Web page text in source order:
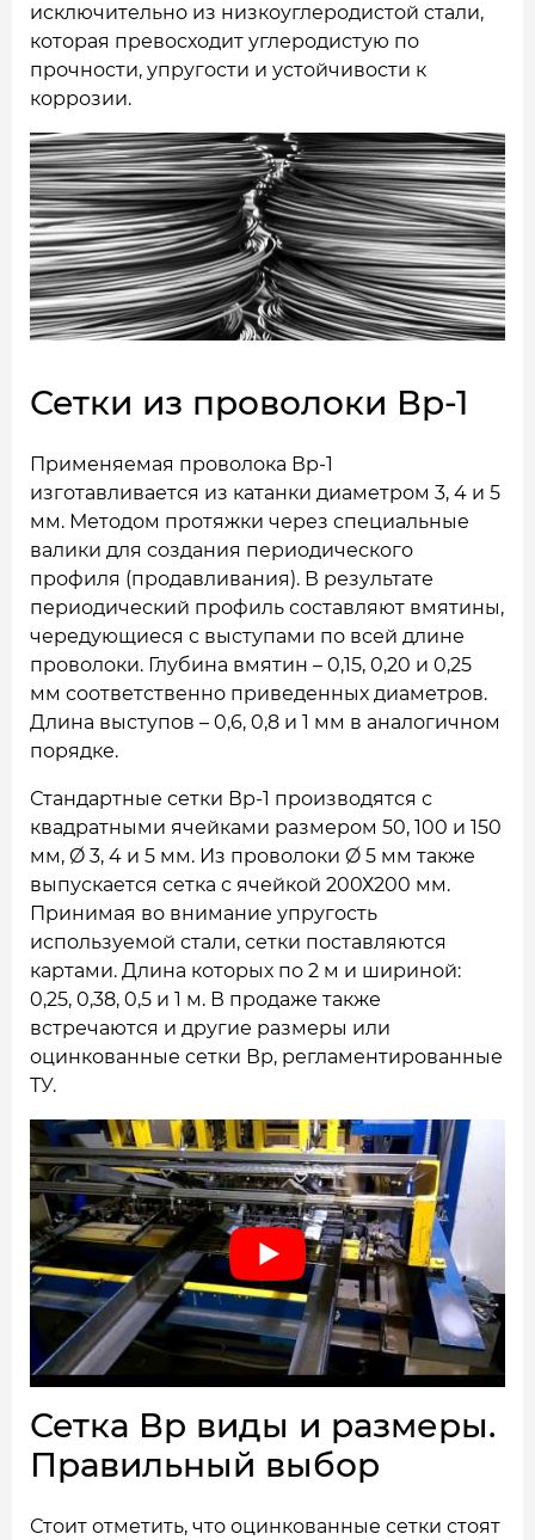
исключительно из низкоуглеродистой стали,
которая превосходит углеродистую по
прочности, упругости и устойчивости к
коррозии.
Сетки из проволоки Вр-1
Применяемая проволока Вр-1
изготавливается из катанки диаметром 3, 4 и 5
мм. Методом протяжки через специальные
валики для создания периодического
профиля (продавливания). В результате
периодический профиль составляют вмятины,
чередующиеся с выступами по всей длине
проволоки. Глубина вмятин – 0,15, 0,20 и 0,25
мм соответственно приведенных диаметров.
Длина выступов – 0,6, 0,8 и 1 мм в аналогичном
порядке.
Стандартные сетки Вр-1 производятся с
квадратными ячейками размером 50, 100 и 150
мм, Ø 3, 4 и 5 мм. Из проволоки Ø 5 мм также
выпускается сетка с ячейкой 200Х200 мм.
Принимая во внимание упругость
используемой стали, сетки поставляются
картами. Длина которых по 2 м и шириной:
0,25, 0,38, 0,5 и 1 м. В продаже также
встречаются и другие размеры или
оцинкованные сетки Вр, регламентированные
ТУ.
Сетка Вр виды и размеры.
Правильный выбор
Стоит отметить, что оцинкованные сетки стоят